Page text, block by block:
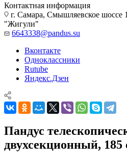
Контактная информация
г. Самара, Смышляевское
"Жигули"
6643338@pandus.su
Вконтакте
Одноклассники
Rutube
Яндекс.Дзен
Пандус
двухсекционный, 185